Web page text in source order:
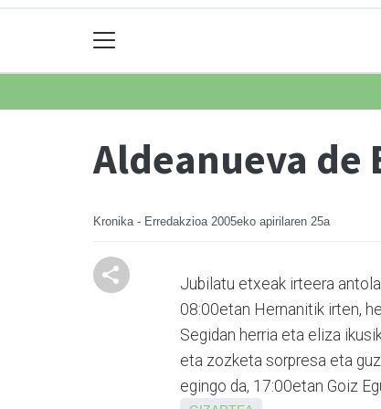
Aldeanueva de
Kronika - Erredakzioa 2005eko apirilaren 25a
Jubilatu etxeak irteera
08:00etan Hernanitik irten,
Segidan herria eta eliza
eta zozketa sorpresa eta
egingo da, 17:00etan Goiz